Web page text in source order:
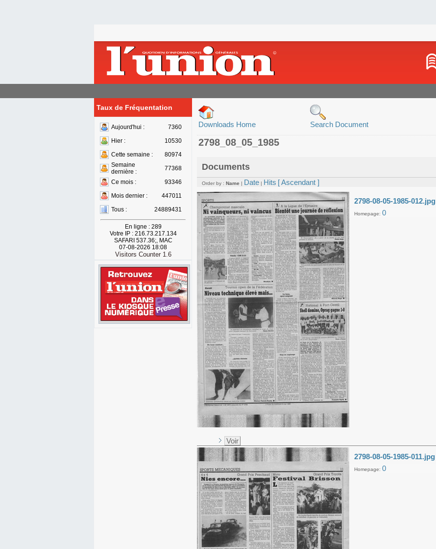
Taux de Fréquentation
Aujourd'hui :
7360
Hier :
10530
Cette semaine :
80974
Semaine
dernière :
77368
Ce mois :
93346
Mois dernier :
447011
Tous :
24889431
En ligne : 289
Votre IP : 216.73.217.134
SAFARI 537.36;, MAC
07-08-2026 18:08
Visitors Counter 1.6
Downloads Home Search Document
2798_08_05_1985
Documents
Order by : Name | Date | Hits [ Ascendant ]
2798-08-05-1985-012.jpg
Homepage: 0
Voir
2798-08-05-1985-011.jpg
Homepage: 0